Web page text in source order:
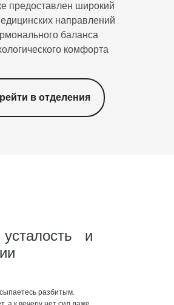
предоставлен широкий
направлений
баланса
комфорта
в отделения
усталость и
разбитым.